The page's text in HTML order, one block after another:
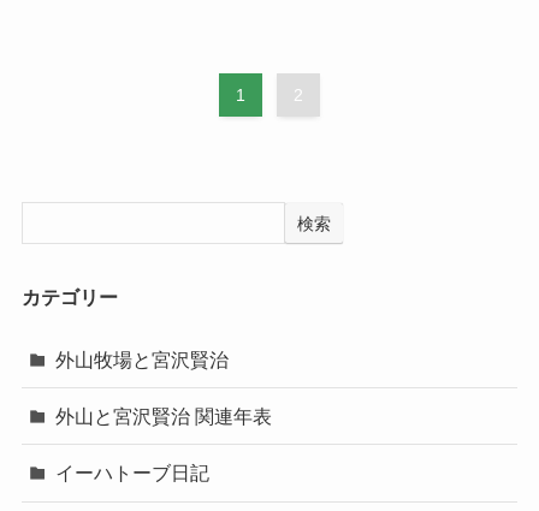
1 2
検索
カテゴリー
外山牧場と宮沢賢治
外山と宮沢賢治 関連年表
イーハトーブ日記